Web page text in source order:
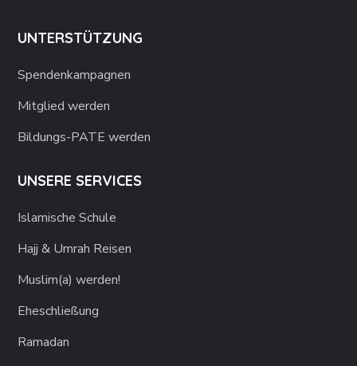
UNTERSTÜTZUNG
Spendenkampagnen
Mitglied werden
Bildungs-PATE werden
UNSERE SERVICES
Islamische Schule
Hajj & Umrah Reisen
Muslim(a) werden!
Eheschließung
Ramadan